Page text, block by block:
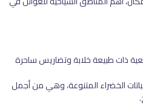
ذات طبيعة خلابة وتضاريس ساحرة
الخضراء المتنوعة، وهي من أجمل